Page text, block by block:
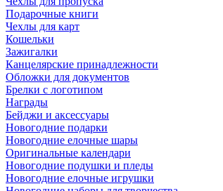
Подарочные книги
Чехлы для карт
Кошельки
Зажигалки
Канцелярские принадлежности
Обложки для документов
Брелки с логотипом
Награды
Бейджи и аксессуары
Новогодние подарки
Новогодние елочные шары
Оригинальные календари
Новогодние подушки и пледы
Новогодние елочные игрушки